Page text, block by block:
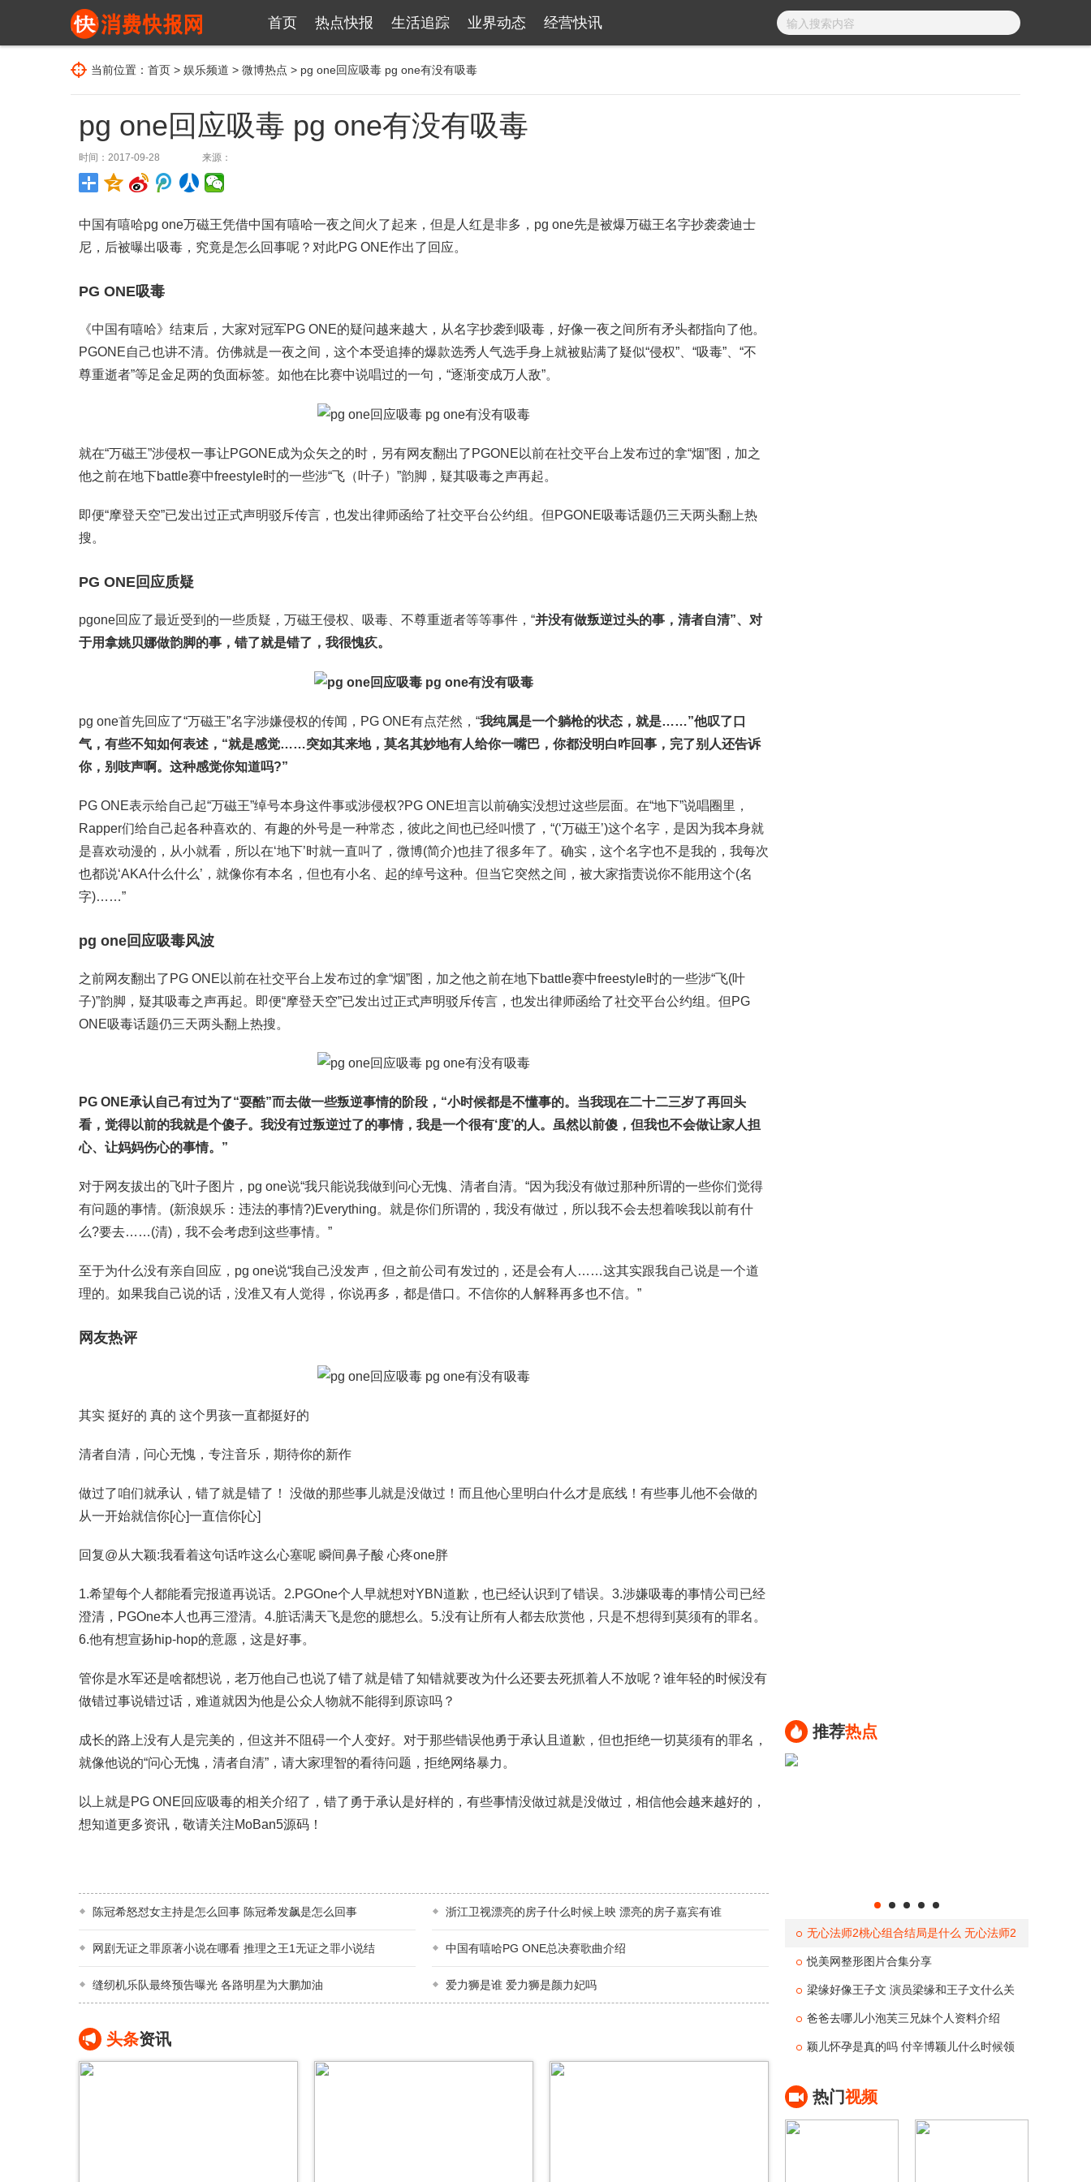
首页 热点快报 生活追踪 业界动态 经营快讯
当前位置： 首页 > 娱乐频道 > 微博热点 > pg one回应吸毒 pg one有没有吸毒
pg one回应吸毒 pg one有没有吸毒
时间：2017-09-28 来源：
中国有嘻哈pg one万磁王凭借中国有嘻哈一夜之间火了起来，但是人红是非多，pg one先是被爆万磁王名字抄袭袭迪士
尼，后被曝出吸毒，究竟是怎么回事呢？对此PG ONE作出了回应。
PG ONE吸毒
《中国有嘻哈》结束后，大家对冠军PG ONE的疑问越来越大，从名字抄袭到吸毒，好像一夜之间所有矛头都指向了他。
PGONE自己也讲不清。仿佛就是一夜之间，这个本受追捧的爆款选秀人气选手身上就被贴满了疑似“侵权”、“吸毒”、“不
尊重逝者”等足金足两的负面标签。如他在比赛中说唱过的一句，“逐渐变成万人敌”。
就在“万磁王”涉侵权一事让PGONE成为众矢之的时，另有网友翻出了PGONE以前在社交平台上发布过的拿“烟”图，加之
他之前在地下battle赛中freestyle时的一些涉“飞（叶子）”韵脚，疑其吸毒之声再起。
即便“摩登天空”已发出过正式声明驳斥传言，也发出律师函给了社交平台公约组。但PGONE吸毒话题仍三天两头翻上热
搜。
PG ONE回应质疑
pgone回应了最近受到的一些质疑，万磁王侵权、吸毒、不尊重逝者等等事件，“并没有做叛逆过头的事，清者自清”、对
于用拿姚贝娜做韵脚的事，错了就是错了，我很愧疚。
pg one首先回应了“万磁王”名字涉嫌侵权的传闻，PG ONE有点茫然，“我纯属是一个躺枪的状态，就是……”他叹了口
气，有些不知如何表述，“就是感觉……突如其来地，莫名其妙地有人给你一嘴巴，你都没明白咋回事，完了别人还告诉
你，别吱声啊。这种感觉你知道吗?”
PG ONE表示给自己起“万磁王”绰号本身这件事或涉侵权?PG ONE坦言以前确实没想过这些层面。在“地下”说唱圈里，
Rapper们给自己起各种喜欢的、有趣的外号是一种常态，彼此之间也已经叫惯了，“(‘万磁王’)这个名字，是因为我本身就
是喜欢动漫的，从小就看，所以在‘地下’时就一直叫了，微博(简介)也挂了很多年了。确实，这个名字也不是我的，我每次
也都说‘AKA什么什么’，就像你有本名，但也有小名、起的绰号这种。但当它突然之间，被大家指责说你不能用这个(名
字)……”
pg one回应吸毒风波
之前网友翻出了PG ONE以前在社交平台上发布过的拿“烟”图，加之他之前在地下battle赛中freestyle时的一些涉“飞(叶
子)”韵脚，疑其吸毒之声再起。即便“摩登天空”已发出过正式声明驳斥传言，也发出律师函给了社交平台公约组。但PG
ONE吸毒话题仍三天两头翻上热搜。
PG ONE承认自己有过为了“耍酷”而去做一些叛逆事情的阶段，“小时候都是不懂事的。当我现在二十二三岁了再回头
看，觉得以前的我就是个傻子。我没有过叛逆过了的事情，我是一个很有‘度’的人。虽然以前傻，但我也不会做让家人担
心、让妈妈伤心的事情。”
对于网友拔出的飞叶子图片，pg one说“我只能说我做到问心无愧、清者自清。“因为我没有做过那种所谓的一些你们觉得
有问题的事情。(新浪娱乐：违法的事情?)Everything。就是你们所谓的，我没有做过，所以我不会去想着唉我以前有什
么?要去……(清)，我不会考虑到这些事情。”
至于为什么没有亲自回应，pg one说“我自己没发声，但之前公司有发过的，还是会有人……这其实跟我自己说是一个道
理的。如果我自己说的话，没准又有人觉得，你说再多，都是借口。不信你的人解释再多也不信。”
网友热评
其实 挺好的 真的 这个男孩一直都挺好的
清者自清，问心无愧，专注音乐，期待你的新作
做过了咱们就承认，错了就是错了！ 没做的那些事儿就是没做过！而且他心里明白什么才是底线！有些事儿他不会做的
从一开始就信你[心]一直信你[心]
回复@从大颖:我看着这句话咋这么心塞呢 瞬间鼻子酸 心疼one胖
1.希望每个人都能看完报道再说话。2.PGOne个人早就想对YBN道歉，也已经认识到了错误。3.涉嫌吸毒的事情公司已经
澄清，PGOne本人也再三澄清。4.脏话满天飞是您的臆想么。5.没有让所有人都去欣赏他，只是不想得到莫须有的罪名。
6.他有想宣扬hip-hop的意愿，这是好事。
管你是水军还是啥都想说，老万他自己也说了错了就是错了知错就要改为什么还要去死抓着人不放呢？谁年轻的时候没有
做错过事说错过话，难道就因为他是公众人物就不能得到原谅吗？
成长的路上没有人是完美的，但这并不阻碍一个人变好。对于那些错误他勇于承认且道歉，但也拒绝一切莫须有的罪名，
就像他说的“问心无愧，清者自清”，请大家理智的看待问题，拒绝网络暴力。
以上就是PG ONE回应吸毒的相关介绍了，错了勇于承认是好样的，有些事情没做过就是没做过，相信他会越来越好的，
想知道更多资讯，敬请关注MoBan5源码！
陈冠希怒怼女主持是怎么回事 陈冠希发飙是怎么回事 浙江卫视漂亮的房子什么时候上映 漂亮的房子嘉宾有谁
网剧无证之罪原著小说在哪看 推理之王1无证之罪小说结 中国有嘻哈PG ONE总决赛歌曲介绍
缝纫机乐队最终预告曝光 各路明星为大鹏加油 爱力狮是谁 爱力狮是颜力妃吗
头条资讯
推荐热点
无心法师2桃心组合结局是什么 无心法师2
今晚八点大结局曝光
悦美网整形图片合集分享
梁缘好像王子文 演员梁缘和王子文什么关
系爸爸去哪儿小泡芙三兄妹个人资料介绍
颖儿怀孕是真的吗 付辛博颖儿什么时候领
热门视频